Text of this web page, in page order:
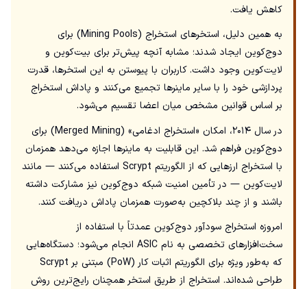
کاهش یافت.
به همین دلیل، استخرهای استخراج (Mining Pools) برای
دوج‌کوین ایجاد شدند؛ مشابه آنچه پیش‌تر برای بیت‌کوین و
لایت‌کوین وجود داشت. کاربران با پیوستن به این استخرها، قدرت
پردازشی خود را با سایر ماینرها تجمیع می‌کنند و پاداش استخراج
بر اساس قوانین مشخص میان اعضا تقسیم می‌شود.
در سال ۲۰۱۴، امکان «استخراج ادغامی» (Merged Mining) برای
دوج‌کوین فراهم شد. این قابلیت به ماینرها اجازه می‌دهد همزمان
با استخراج ارزهایی که از الگوریتم Scrypt استفاده می‌کنند — مانند
لایت‌کوین — در تأمین امنیت شبکه دوج‌کوین نیز مشارکت داشته
باشند و از چند بلاکچین به‌صورت همزمان پاداش دریافت کنند.
امروزه استخراج سودآور دوج‌کوین عمدتاً با استفاده از
سخت‌افزارهای تخصصی به نام ASIC انجام می‌شود؛ دستگاه‌هایی
که به‌طور ویژه برای الگوریتم اثبات کار (PoW) مبتنی بر Scrypt
طراحی شده‌اند. استخراج از طریق استخر همچنان رایج‌ترین روش